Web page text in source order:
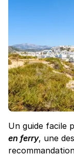
Un guide facile
en ferry, une